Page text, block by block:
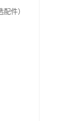
件）